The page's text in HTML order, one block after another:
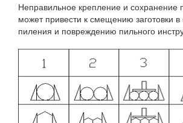
Неправильное крепление и сохранение
может привести к смещению заготовки в
пиления и повреждению пильного